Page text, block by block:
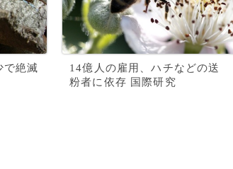
で絶滅
14億人の雇用、ハチなどの送
粉者に依存 国際研究